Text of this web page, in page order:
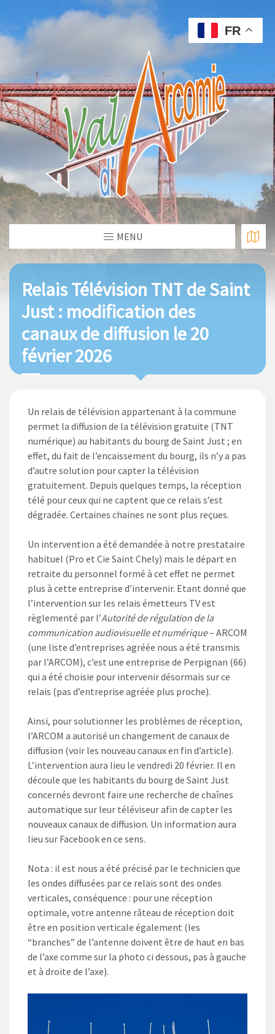
MENU
Relais Télévision TNT de Saint
Just : modification des
canaux de diffusion le 20
février 2026
Un relais de télévision appartenant à la commune
permet la diffusion de la télévision gratuite (TNT
numérique) au habitants du bourg de Saint Just ; en
effet, du fait de l’encaissement du bourg, ils n’y a pas
d’autre solution pour capter la télévision
gratuitement. Depuis quelques temps, la réception
télé pour ceux qui ne captent que ce relais s’est
dégradée. Certaines chaines ne sont plus reçues.
Un intervention a été demandée à notre prestataire
habituel (Pro et Cie Saint Chely) mais le départ en
retraite du personnel formé à cet effet ne permet
plus à cette entreprise d’intervenir. Etant donné que
l’intervention sur les relais émetteurs TV est
règlementé par l’Autorité de régulation de la
communication audiovisuelle et numérique– ARCOM
(une liste d’entreprises agréée nous a été transmis
par l’ARCOM), c’est une entreprise de Perpignan (66)
qui a été choisie pour intervenir désormais sur ce
relais (pas d’entreprise agréée plus proche).
Ainsi, pour solutionner les problèmes de réception,
l’ARCOM a autorisé un changement de canaux de
diffusion (voir les nouveau canaux en fin d’article).
L’intervention aura lieu le vendredi 20 février. Il en
découle que les habitants du bourg de Saint Just
concernés devront faire une recherche de chaînes
automatique sur leur téléviseur afin de capter les
nouveaux canaux de diffusion. Un information aura
lieu sur Facebook en ce sens.
Nota : il est nous a été précisé par le technicien que
les ondes diffusées par ce relais sont des ondes
verticales, conséquence : pour une réception
optimale, votre antenne râteau de réception doit
être en position verticale également (les
“branches” de l’antenne doivent être de haut en bas
de l’axe comme sur la photo ci dessous, pas à gauche
et à droite de l’axe).
FR